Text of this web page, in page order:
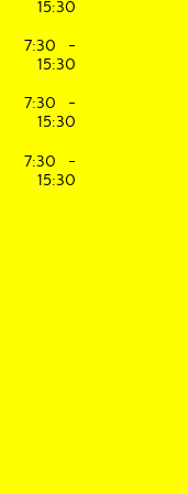
15:30
7:30 -
15:30
7:30 -
15:30
7:30 -
15:30